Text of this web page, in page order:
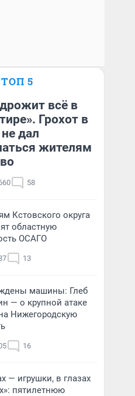
ТОП 5
всё в
Грохот в
дал
жителям
58
Кстовского округа
областную
ОСАГО
13
машины: Глеб
— о крупной атаке
Нижегородскую
16
— игрушки, в глазах
пятилетнюю